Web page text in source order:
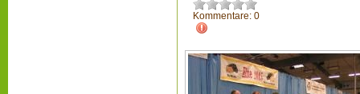
Kommentare: 0